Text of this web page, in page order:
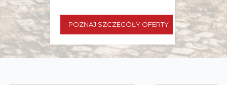
POZNAJ SZCZEGÓŁY OFERTY